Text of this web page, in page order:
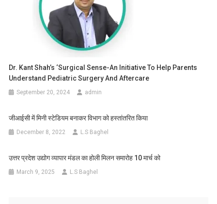
Dr. Kant Shah’s ‘Surgical Sense-An Initiative To Help Parents
Understand Pediatric Surgery And Aftercare
September 20, 2024 admin
जीआईसी में मिनी स्टेडियम बनाकर विभाग को हस्तांतरित किया
December 8, 2022 L.S Baghel
उत्तर प्रदेश उद्योग व्यापार मंडल का होली मिलन समारोह 10 मार्च को
March 9, 2025 L.S Baghel